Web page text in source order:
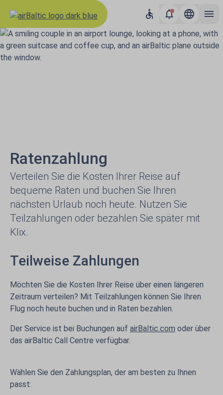
Ratenzahlung
Verteilen Sie die Kosten Ihrer Reise auf
bequeme Raten und buchen Sie Ihren
nächsten Urlaub noch heute. Nutzen Sie
Teilzahlungen oder bezahlen Sie später mit
Klix.
Teilweise Zahlungen
Möchten Sie die Kosten Ihrer Reise über einen längeren
Zeitraum verteilen? Mit Teilzahlungen können Sie Ihren
Flug noch heute buchen und in Raten bezahlen.
Der Service ist bei Buchungen auf airBaltic.com oder über
das airBaltic Call Centre verfügbar.
Wählen Sie den Zahlungsplan, der am besten zu Ihnen
passt: